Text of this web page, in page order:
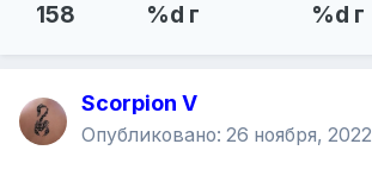
158 %d г %d г
Scorpion V
Опубликовано: 26 ноября, 2022